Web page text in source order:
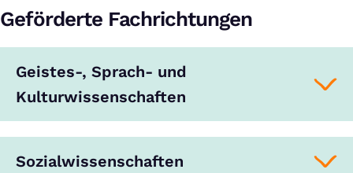
Geförderte Fachrichtungen
Geistes-, Sprach- und
Kulturwissenschaften
Sozialwissenschaften